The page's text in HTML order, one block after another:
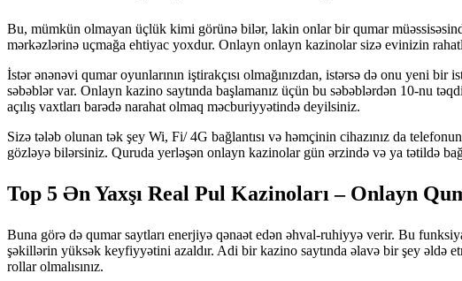
Bu, mümkün olmayan üçlük kimi görünə bilər, lakin onlar bir qumar
mərkəzlərinə uçmağa ehtiyac yoxdur. Onlayn onlayn kazinolar sizə evinizin
İstər ənənəvi qumar oyunlarının iştirakçısı olmağınızdan, istərsə də onu yeni
səbəblər var. Onlayn kazino saytında başlamanız üçün bu səbəblərdən 10-nu
açılış vaxtları barədə narahat olmaq məcburiyyətində deyilsiniz.
Sizə tələb olunan tək şey Wi, Fi/ 4G bağlantısı və həmçinin cihazınız da
gözləyə bilərsiniz. Quruda yerləşən onlayn kazinolar gün ərzində və ya tətildə
Top 5 Ən Yaxşı Real Pul Kazinoları – Onlayn
Buna görə də qumar saytları enerjiyə qənaət edən əhval-ruhiyyə verir. Bu
şəkillərin yüksək keyfiyyətini azaldır. Adi bir kazino saytında əlavə bir şey əldə
rollar olmalısınız.